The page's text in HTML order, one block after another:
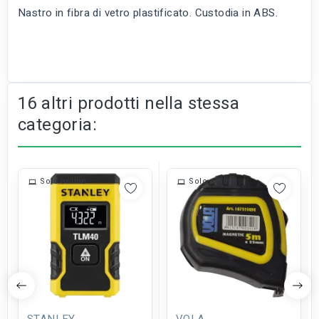
Nastro in fibra di vetro plastificato. Custodia in ABS.
16 altri prodotti nella stessa
categoria:
Solo online Solo online